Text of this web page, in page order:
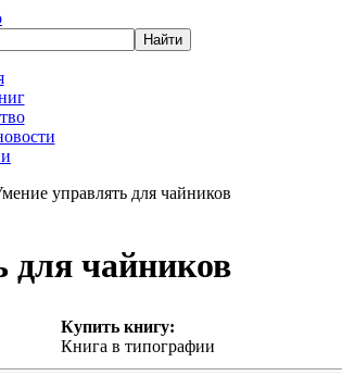
управлять для чайников
для чайников
Купить книгу:
Книга в типографии